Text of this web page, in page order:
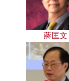
蔣匡文